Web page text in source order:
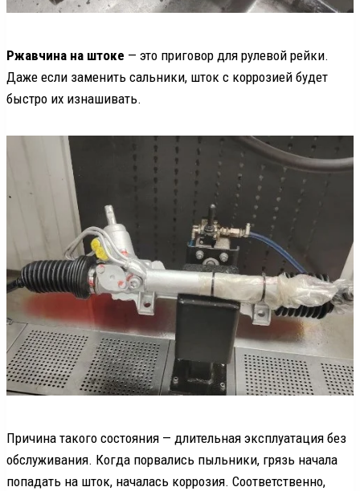
Ржавчина на штоке — это приговор для рулевой рейки.
Даже если заменить сальники, шток с коррозией будет
быстро их изнашивать.
Причина такого состояния — длительная эксплуатация без
обслуживания. Когда порвались пыльники, грязь начала
попадать на шток, началась коррозия. Соответственно,